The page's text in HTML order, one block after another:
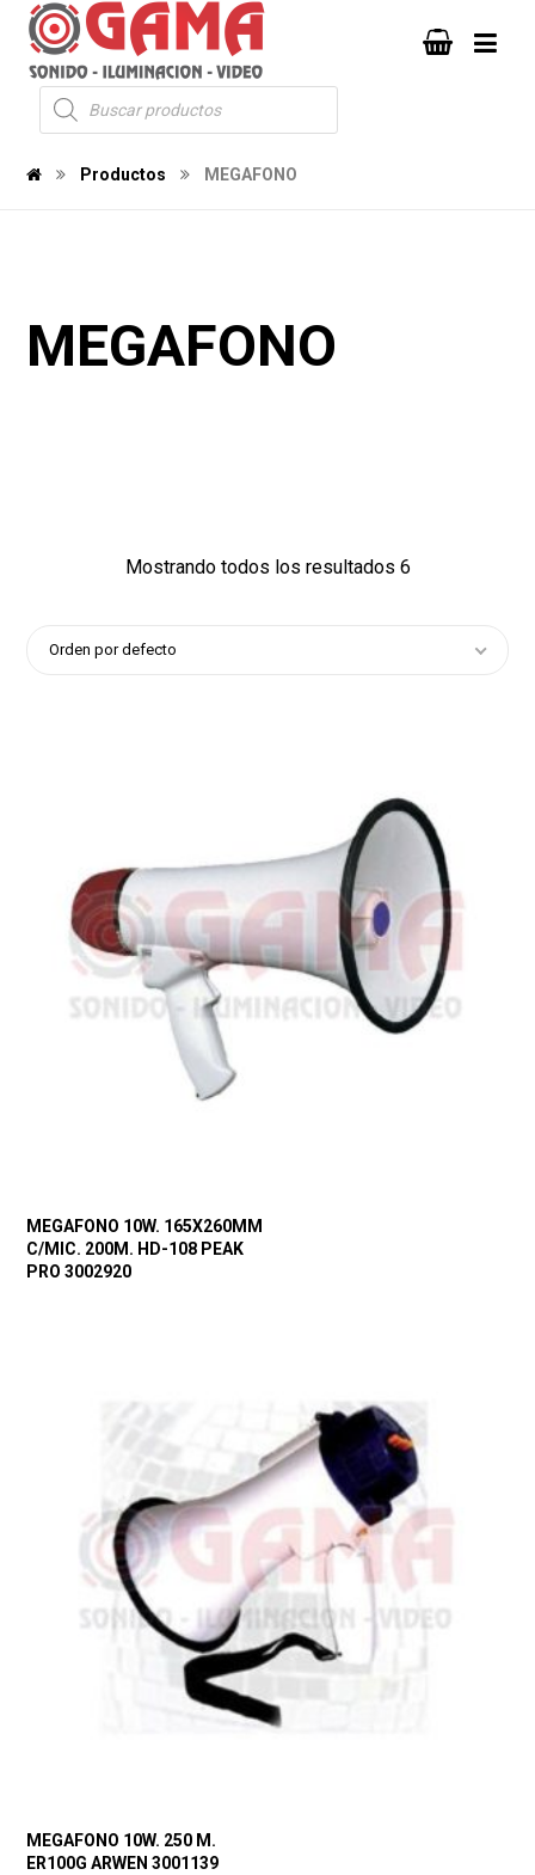
Productos MEGAFONO
MEGAFONO
Mostrando todos los resultados 6
Orden por defecto
MEGAFONO 10W. 165X260MM
C/MIC. 200M. HD-108 PEAK
PRO 3002920
MEGAFONO 10W. 250 M.
ER100G ARWEN 3001139